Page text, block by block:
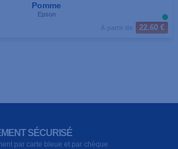
Pomme
Epson
22.60 €
SÉCURISÉ
par carte bleue et par chèque